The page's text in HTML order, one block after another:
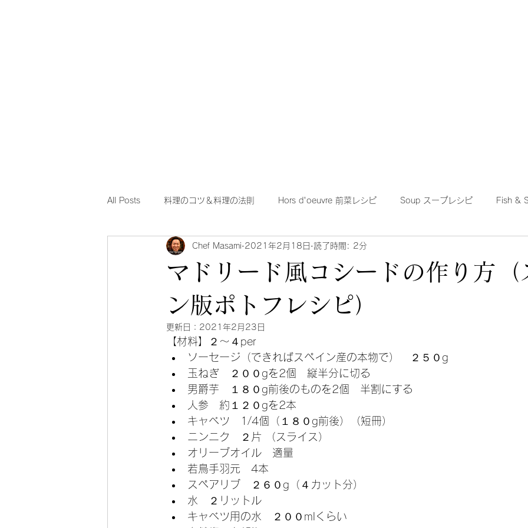
All Posts 料理のコツ＆料理の法則 Hors d'oeuvre 前菜レシピ Soup スープレシピ Fish &
Meat dish 肉料理レシピ Spanish スペイン料理レシピ
Curry カレーレシピ Asia 家庭料理レシピ Vegetables 野菜レシピ
Breakfast 朝食＆ブランチ Potato ポテトレシピ
Oven オーブン料理レシピ 各動画レシピの更なる探究
マドリード風コシードの作り方（
ン版ポトフレシピ）
Chef Masami 2021年2月18日 読了時間: 2分
更新日： 2021年2月23日
【材料】２〜４per
ソーセージ（できればスペイン産の本物で）　２５０g
玉ねぎ　２００gを2個　縦半分に切る
男爵芋　１８０g前後のものを2個　半割にする
人参　約１２０gを2本
キャベツ　1/4個（１８０g前後）（短冊）
ニンニク　２片 （スライス）
オリーブオイル　適量
若鳥手羽元　4本
スペアリブ　２６０g（４カット分）
水　２リットル
キャベツ用の水　２００mlくらい